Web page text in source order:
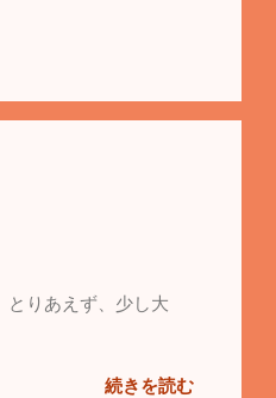
とりあえず、少し大
続きを読む